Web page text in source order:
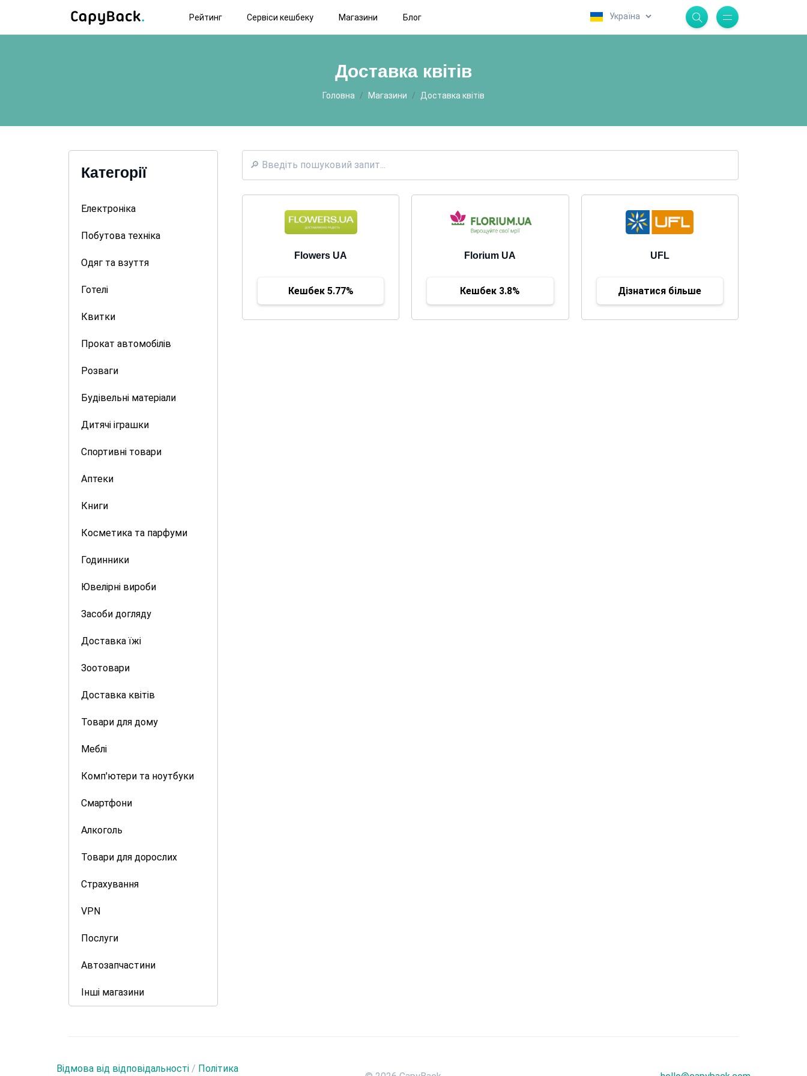
Рейтинг Сервіси кешбеку Магазини Блог
Доставка квітів
Головна Магазини Доставка квітів
Категорії
Електроніка
Побутова техніка
Одяг та взуття
Готелі
Квитки
Прокат автомобілів
Розваги
Будівельні матеріали
Дитячі іграшки
Спортивні товари
Аптеки
Книги
Косметика та парфуми
Годинники
Ювелірні вироби
Засоби догляду
Доставка їжі
Зоотовари
Доставка квітів
Товари для дому
Меблі
Комп'ютери та ноутбуки
Смартфони
Алкоголь
Товари для дорослих
Страхування
VPN
Послуги
Автозапчастини
Інші магазини
Flowers UA
Кешбек 5.77%
Florium UA
Кешбек 3.8%
UFL
Дізнатися більше
Відмова від відповідальності / Політика